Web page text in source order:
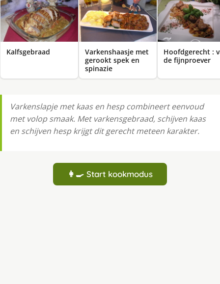
Kalfsgebraad
Varkenshaasje met
gerookt spek en
spinazie
Hoofdgerecht :
de fijnproever
Varkenslapje met kaas en hesp combineert eenvoud
met volop smaak. Met varkensgebraad, schijven kaas
en schijven hesp krijgt dit gerecht meteen karakter.
👩‍🍳 Start kookmodus